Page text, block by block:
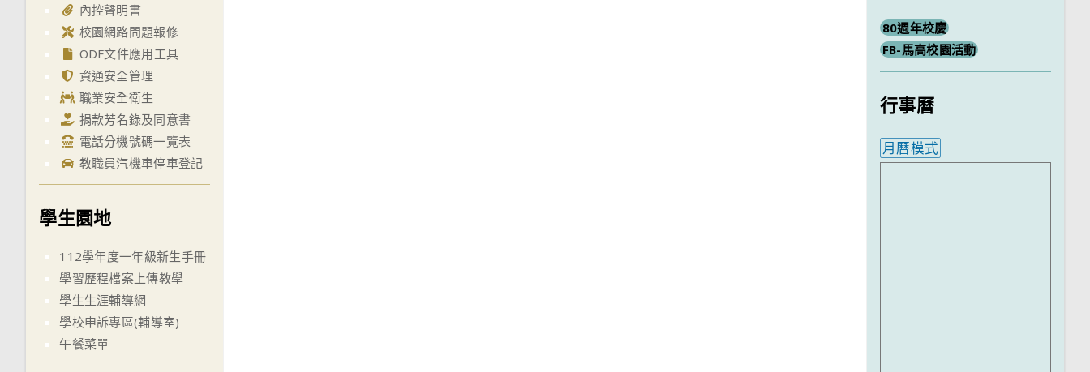
內控聲明書
校園網路問題報修
ODF文件應用工具
資通安全管理
職業安全衛生
捐款芳名錄及同意書
電話分機號碼一覽表
教職員汽機車停車登記
學生園地
112學年度一年級新生手冊
學習歷程檔案上傳教學
學生生涯輔導網
學校申訴專區(輔導室)
午餐菜單
80週年校慶
FB-馬高校園活動
行事曆
月曆模式